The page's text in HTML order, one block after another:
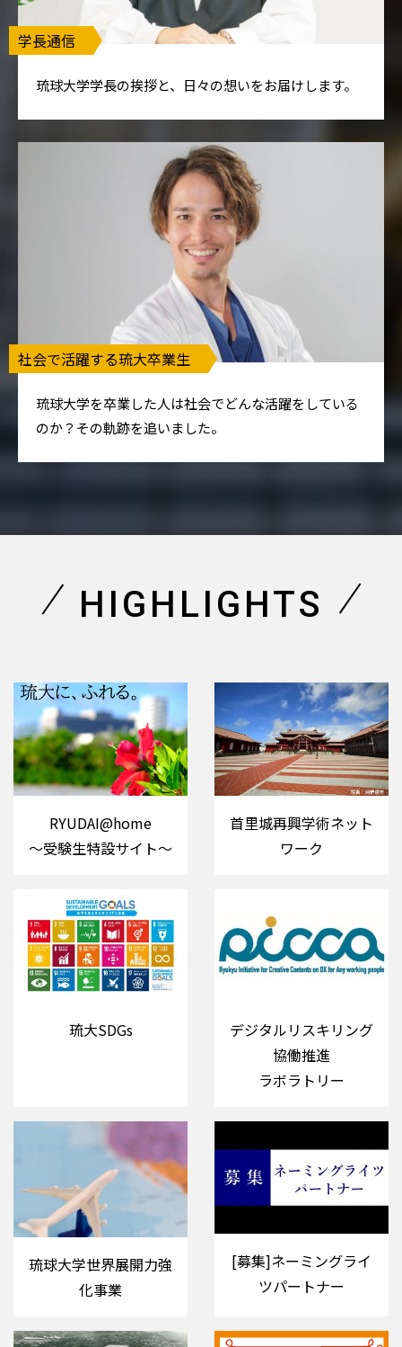
学長通信
琉球大学学長の挨拶と、日々の想いをお届けします。
社会で活躍する琉大卒業生
琉球大学を卒業した人は社会でどんな活躍をしている
のか？その軌跡を追いました。
HIGHLIGHTS
RYUDAI@home
～受験生特設サイト～
首里城再興学術ネット
ワーク
琉大SDGs
デジタルリスキリング
協働推進
ラボラトリー
琉球大学世界展開力強
化事業
[募集]ネーミングライ
ツパートナー